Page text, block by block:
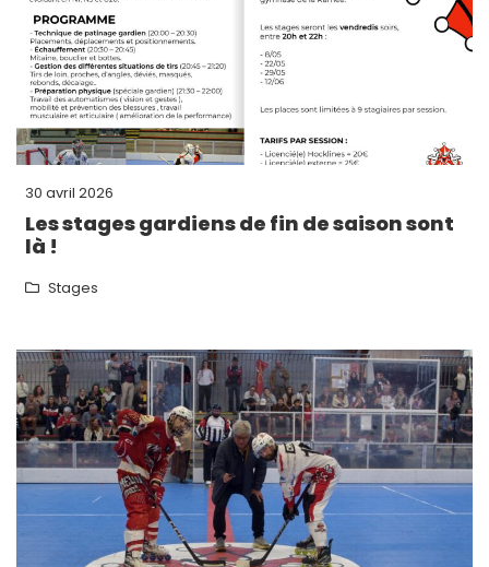
30 avril 2026
Les stages gardiens de fin de saison sont
là !
Stages